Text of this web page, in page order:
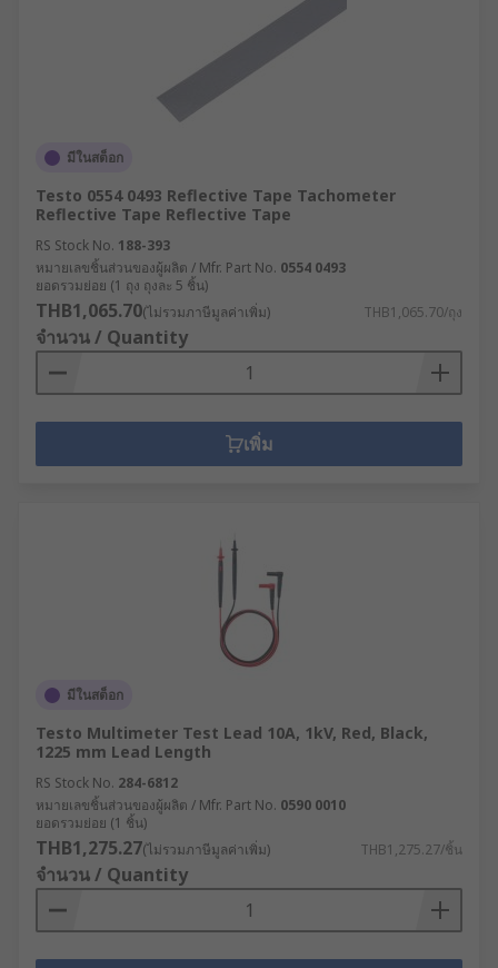
มีในสต็อก
Testo 0554 0493 Reflective Tape Tachometer
Reflective Tape Reflective Tape
RS Stock No. 188-393
หมายเลขชิ้นส่วนของผู้ผลิต / Mfr. Part No. 0554 0493
ยอดรวมย่อย (1 ถุง ถุงละ 5 ชิ้น)
THB1,065.70(ไม่รวมภาษีมูลค่าเพิ่ม) THB1,065.70/ถุง
จำนวน / Quantity
เพิ่ม
มีในสต็อก
Testo Multimeter Test Lead 10A, 1kV, Red, Black,
1225 mm Lead Length
RS Stock No. 284-6812
หมายเลขชิ้นส่วนของผู้ผลิต / Mfr. Part No. 0590 0010
ยอดรวมย่อย (1 ชิ้น)
THB1,275.27(ไม่รวมภาษีมูลค่าเพิ่ม) THB1,275.27/ชิ้น
จำนวน / Quantity